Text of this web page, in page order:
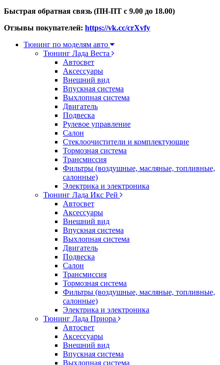
Быстрая обратная связь (ПН-ПТ с 9.00 до 18.00)
Отзывы покупателей: https://vk.cc/crXvfy
Тюнинг по моделям авто
Тюнинг Лада Веста
Автосвет
Аксессуары
Внешний вид
Впускная система
Выхлопная система
Двигатель
Подвеска
Рулевое управление
Салон
Стеклоочистители и комплектующие
Тормозная система
Трансмиссия
Фильтры (воздушные, масляные, топливные,
салонные)
Электрика и электроника
Тюнинг Лада Икс Рей
Автосвет
Аксессуары
Внешний вид
Впускная система
Выхлопная система
Двигатель
Подвеска
Салон
Трансмиссия
Тормозная система
Фильтры (воздушные, масляные, топливные,
салонные)
Электрика и электроника
Тюнинг Лада Приора
Автосвет
Аксессуары
Внешний вид
Впускная система
Выхлопная система